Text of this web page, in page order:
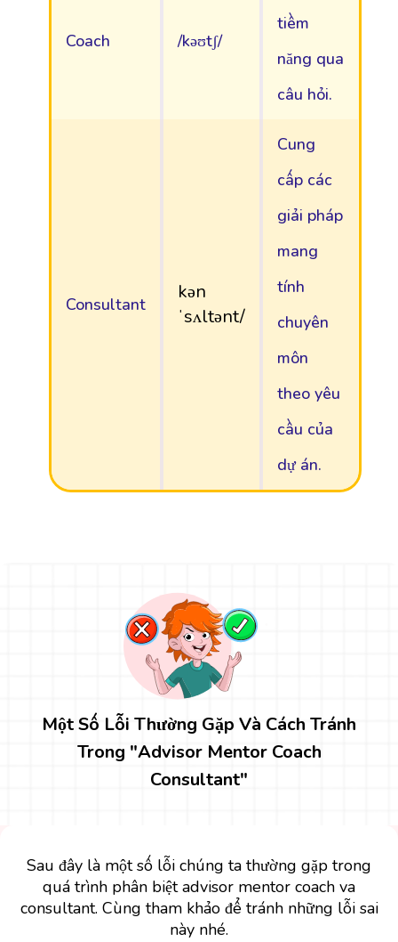
Coach /kəʊtʃ/
tiềm
năng qua
câu hỏi.
Consultant
kən
ˈsʌltənt/
Cung
cấp các
giải pháp
mang
tính
chuyên
môn
theo yêu
cầu của
dự án.
Một Số Lỗi Thường Gặp Và Cách Tránh
Trong "Advisor Mentor Coach
Consultant"
Sau đây là một số lỗi chúng ta thường gặp trong
quá trình phân biệt advisor mentor coach va
consultant. Cùng tham khảo để tránh những lỗi sai
này nhé.